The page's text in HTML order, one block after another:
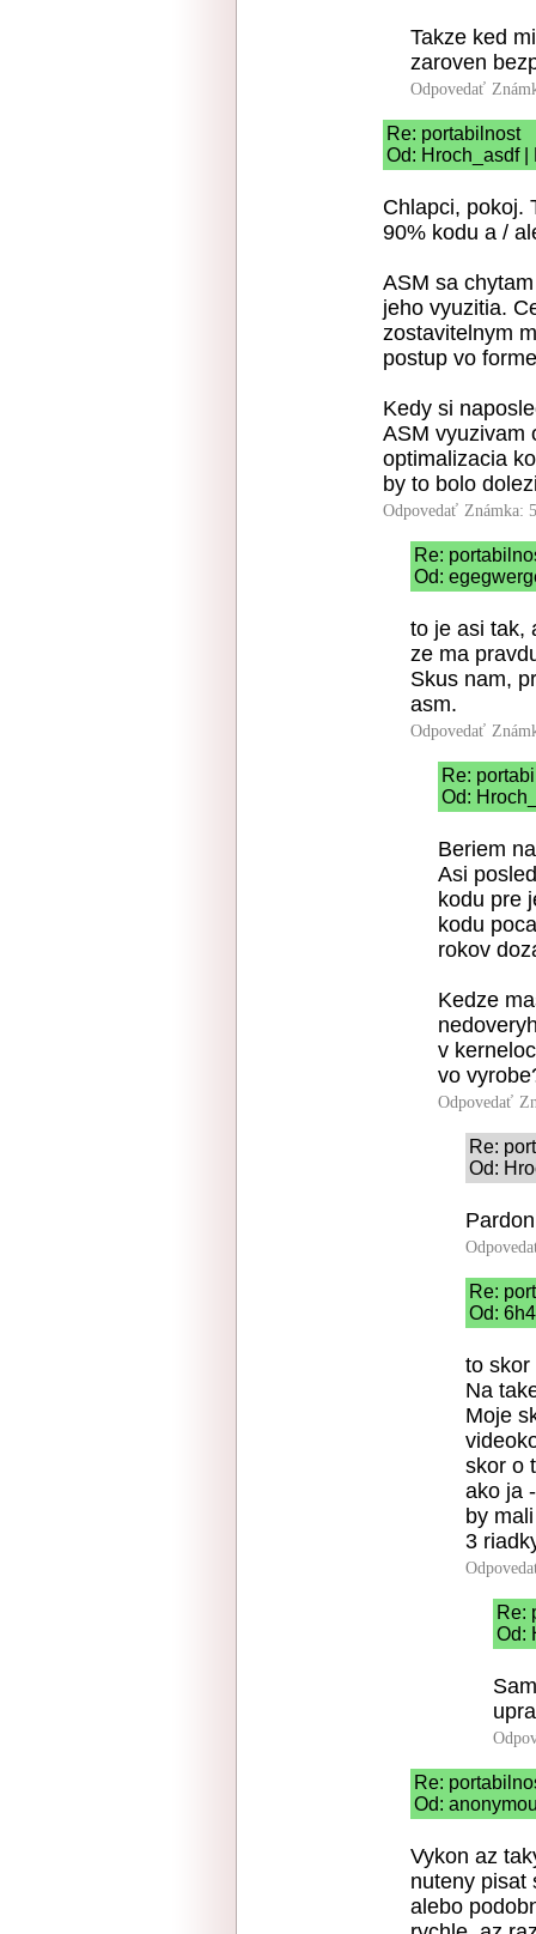
Takze ked
zaroven
Odpovedať
Re: portabilnost
Od: Hroch_asdf |
Chlapci, pokoj.
90% kodu a /
ASM sa
jeho vyuzitia.
zostavitelnym
postup vo
Kedy si
ASM vyuzivam
optimalizacia
by to bolo
Odpovedať Známka:
Re:
Od:
to je asi tak,
ze ma
Skus nam,
asm.
Odpovedať
Re:
Od:
Beriem
Asi
kodu pre
kodu
rokov
Kedze
v
vo
Odpovedať
Re:
Od:
Re:
Od:
to skor
Na
Moje
skor o
ako ja
by
3
Re:
Od:
Re:
Od:
Vykon az
nuteny pisat
alebo